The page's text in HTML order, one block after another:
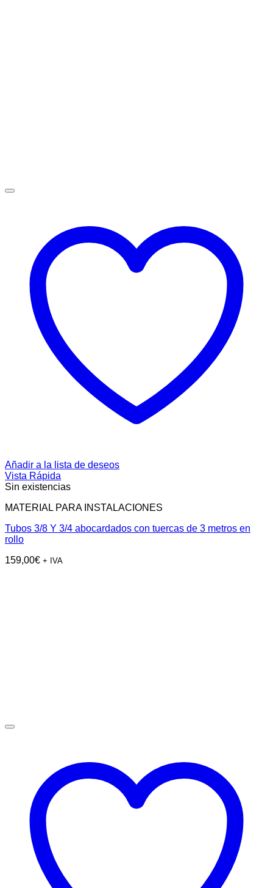
Añadir a la lista de deseos
Vista Rápida
Sin existencias
MATERIAL PARA INSTALACIONES
Tubos 3/8 Y 3/4 abocardados con tuercas de 3 metros en
rollo
159,00€ + IVA